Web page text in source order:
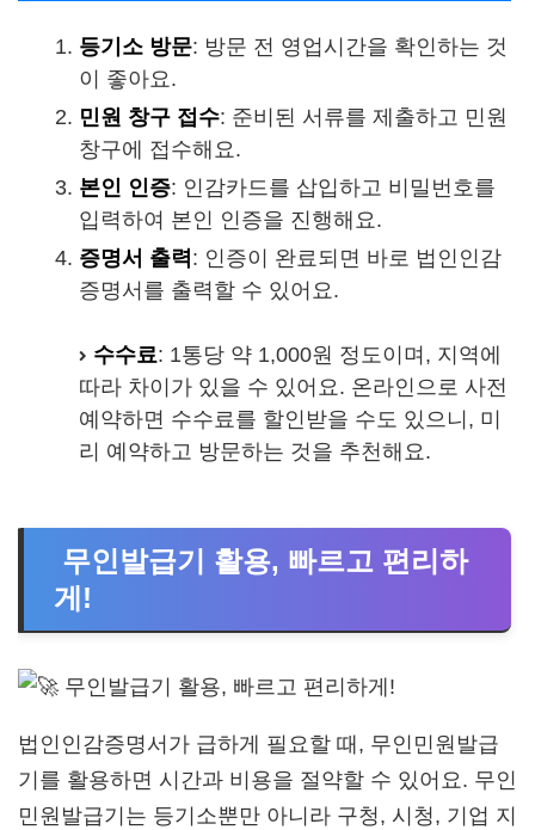
등기소 방문: 방문 전 영업시간을 확인하는 것
이 좋아요.
민원 창구 접수: 준비된 서류를 제출하고 민원
창구에 접수해요.
본인 인증: 인감카드를 삽입하고 비밀번호를
입력하여 본인 인증을 진행해요.
증명서 출력: 인증이 완료되면 바로 법인인감
증명서를 출력할 수 있어요.
수수료: 1통당 약 1,000원 정도이며, 지역에
따라 차이가 있을 수 있어요. 온라인으로 사전
예약하면 수수료를 할인받을 수도 있으니, 미
리 예약하고 방문하는 것을 추천해요.
무인발급기 활용, 빠르고 편리하
게!
법인인감증명서가 급하게 필요할 때, 무인민원발급
기를 활용하면 시간과 비용을 절약할 수 있어요. 무인
민원발급기는 등기소뿐만 아니라 구청, 시청, 기업 지